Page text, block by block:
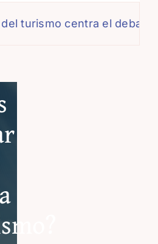
centra el debate de la